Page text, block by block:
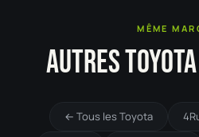
MÊME
AUTRES
← Tous les Toyota